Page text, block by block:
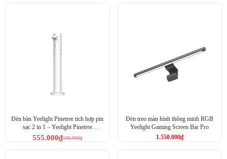
Đèn bàn Yeelight Pinetree tích hợp pin
sạc 2 in 1 – Yeelight Pinetree
Atmosphere (YLYTD-0015)
590.000₫
555.000₫
Đèn treo màn hình thông minh RGB
Yeelight Gaming Screen Bar Pro
1.550.000₫